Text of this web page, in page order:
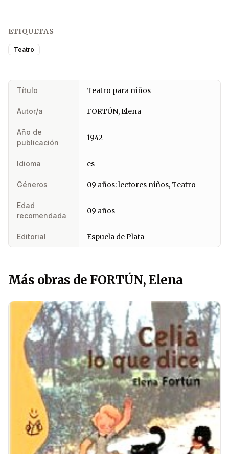
ETIQUETAS
Teatro
Título Teatro para niños
Autor/a FORTÚN, Elena
Año de
publicación
1942
Idioma es
Géneros 09 años: lectores niños, Teatro
Edad
recomendada
09 años
Editorial Espuela de Plata
Más obras de FORTÚN, Elena